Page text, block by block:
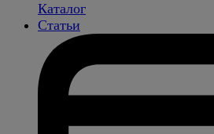
Каталог
Статьи